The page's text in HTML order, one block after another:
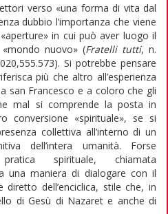
verso «una forma di vita dal
dubbio l’importanza che viene
in cui può aver luogo il
nuovo» (Fratelli tutti, n.
Si potrebbe pensare
più che altro all’esperienza
san Francesco e a coloro che gli
mal si comprende la posta in
conversione «spirituale», se si
collettiva all’interno di un
dell’intera umanità. Forse
pratica spirituale, chiamata
una maniera di dialogare con il
dell’enciclica, stile che, in
di Gesù di Nazaret e anche di